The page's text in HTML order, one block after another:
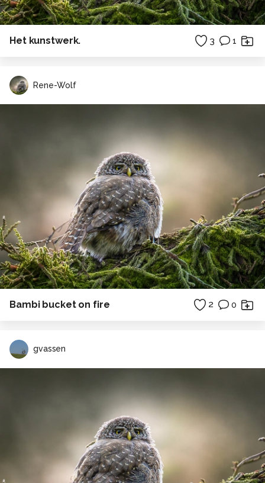
Het kunstwerk. 3 1
Rene-Wolf
Bambi bucket on fire 2 0
gvassen